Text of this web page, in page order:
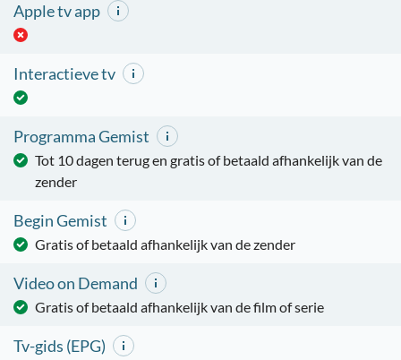
Apple tv app
Interactieve tv
Programma Gemist
Tot 10 dagen terug en gratis of betaald afhankelijk van de
zender
Begin Gemist
Gratis of betaald afhankelijk van de zender
Video on Demand
Gratis of betaald afhankelijk van de film of serie
Tv-gids (EPG)